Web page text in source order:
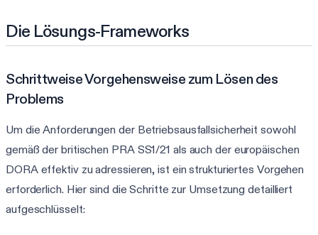
Die Lösungs-Frameworks
Schrittweise Vorgehensweise zum Lösen des
Problems
Um die Anforderungen der Betriebsausfallsicherheit sowohl
gemäß der britischen PRA SS1/21 als auch der europäischen
DORA effektiv zu adressieren, ist ein strukturiertes Vorgehen
erforderlich. Hier sind die Schritte zur Umsetzung detailliert
aufgeschlüsselt: